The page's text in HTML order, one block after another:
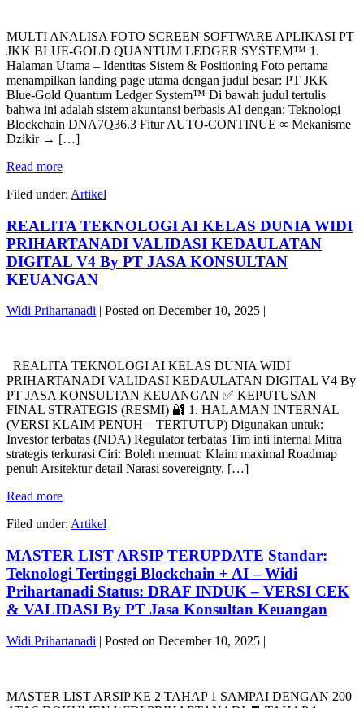
KONSULTAN
KEUANGAN
FOTO
SCREEN
SOFTWARE
APLIKASI
PT
JKK
BLUE-
GOLD
LEDGER
BY
JASA
KONSULTAN
KEUANGAN
MULTI ANALISA FOTO SCREEN SOFTWARE APLIKASI PT
JKK BLUE-GOLD QUANTUM LEDGER SYSTEM™ 1.
Halaman Utama – Identitas Sistem & Positioning Foto pertama
menampilkan landing page utama dengan judul besar: PT JKK
Blue-Gold Quantum Ledger System™ Di bawah judul tertulis
bahwa ini adalah sistem akuntansi berbasis AI dengan: Teknologi
Blockchain DNA7Q36.3 Fitur AUTO-CONTINUE ∞ Mekanisme
Dzikir → […]
Read moreMULTI
FOTO
SOFTWARE
APLIKASI
PT
JKK
BLUE-
QUANTUM
PT
JASA
KONSULTAN
KEUANGAN
Filed under: Artikel
REALITA TEKNOLOGI AI KELAS DUNIA WIDI
PRIHARTANADI VALIDASI KEDAULATAN
DIGITAL V4 By PT JASA KONSULTAN
KEUANGAN
Widi Prihartanadi | Posted on December 10, 2025 |
AI
KELAS
DUNIA
WIDI
PRIHARTANADI
VALIDASI
KEDAULATAN
DIGITAL
By
JASA
KEUANGAN
REALITA TEKNOLOGI AI KELAS DUNIA WIDI
PRIHARTANADI VALIDASI KEDAULATAN DIGITAL V4 By
PT JASA KONSULTAN KEUANGAN ✅ KEPUTUSAN
FINAL STRATEGIS (RESMI) 🔐 1. HALAMAN INTERNAL
(VERSI KLAIM PENUH – TERTUTUP) Digunakan untuk:
Investor terbatas (NDA) Regulator terbatas Tim inti internal Mitra
strategis terkurasi Ciri: Boleh memuat: Klaim maximal Roadmap
penuh Arsitektur detail Narasi sovereignty, […]
Read moreREALITA
AI
DUNIA
WIDI
PRIHARTANADI
VALIDASI
KEDAULATAN
V4
KONSULTAN
Filed under: Artikel
MASTER LIST ARSIP TERUPDATE Standar:
Teknologi Tertinggi Blockchain + AI – Widi
Prihartanadi Status: DRAF INDUK – VERSI CEK
& VALIDASI By PT Jasa Konsultan Keuangan
Widi Prihartanadi | Posted on December 10, 2025 |
ARSIP
MASTER LIST ARSIP KE 2 TAHAP 1 SAMPAI DENGAN 200